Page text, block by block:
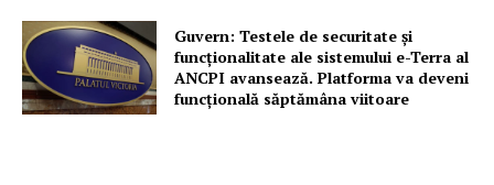
Guvern: Testele de securitate și
funcționalitate ale sistemului e-Terra al
ANCPI avansează. Platforma va deveni
funcțională săptămâna viitoare